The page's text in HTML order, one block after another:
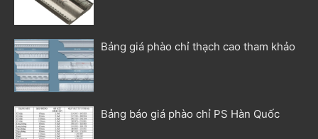
Bảng giá phào chỉ thạch cao tham khảo
Bảng báo giá phào chỉ PS Hàn Quốc